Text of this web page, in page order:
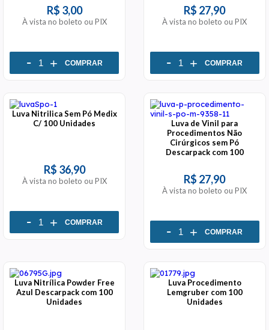
R$ 3,00
À vista no boleto ou PIX
- + COMPRAR
R$ 27,90
À vista no boleto ou PIX
- + COMPRAR
Luva Nitrilica Sem Pó Medix
C/ 100 Unidades
R$ 36,90
À vista no boleto ou PIX
- + COMPRAR
Luva de Vinil para
Procedimentos Não
Cirúrgicos sem Pó
Descarpack com 100
R$ 27,90
À vista no boleto ou PIX
- + COMPRAR
Luva Nitrílica Powder Free
Azul Descarpack com 100
Unidades
Luva Procedimento
Lemgruber com 100
Unidades